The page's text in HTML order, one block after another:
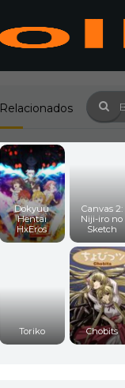
Relacionados
Dokyuu
Hentai
HxEros
Canvas 2:
Niji-iro no
Sketch
Toriko Chobits